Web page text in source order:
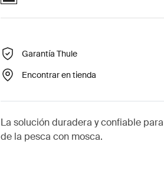
Garantía Thule
Encontrar en tienda
La solución duradera y confiable
de la pesca con mosca.